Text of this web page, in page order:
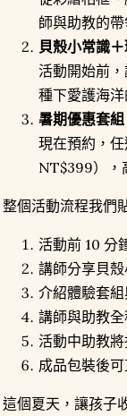
師與助教的
貝殼小常識
活動開始前
種下愛護海洋
暑期優惠套組
現在預約，
NT$399），
整個活動流程我們
活動前 10 分
講師分享貝
介紹體驗套
講師與助教
活動中助教
成品包裝後
這個夏天，讓孩子